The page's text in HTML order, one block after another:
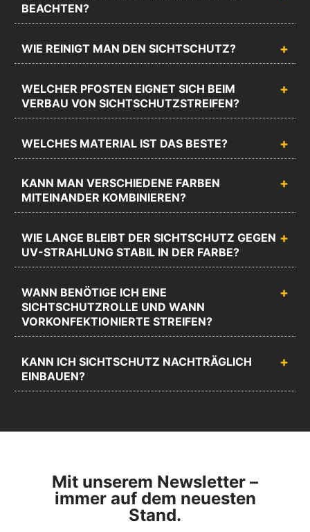
BEACHTEN?
WIE REINIGT MAN DEN SICHTSCHUTZ?
WELCHER PFOSTEN EIGNET SICH BEIM
VERBAU VON SICHTSCHUTZSTREIFEN?
WELCHES MATERIAL IST DAS BESTE?
KANN MAN VERSCHIEDENE FARBEN
MITEINANDER KOMBINIEREN?
WIE LANGE BLEIBT DER SICHTSCHUTZ GEGEN
UV-STRAHLUNG STABIL IN DER FARBE?
WANN BENÖTIGE ICH EINE
SICHTSCHUTZROLLE UND WANN
VORKONFEKTIONIERTE STREIFEN?
KANN ICH SICHTSCHUTZ NACHTRÄGLICH
EINBAUEN?
Mit unserem Newsletter –
immer auf dem neuesten
Stand.